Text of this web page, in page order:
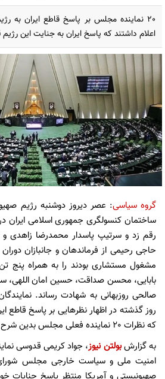
20 نماینده مجلس بر پاسخ قاطع ایران به
اعلام داشتند که پاسخ ایران به جنایت این
گروه سیاسی: عصر دیروز دوشنبه رژیم
ساختمان کنسولگری جمهوری اسلامی ایران
رقم زد و سرتیپ پاسدار محمدرضا زاهدی
حاجی رحیمی از فرماندهان و جانبازان
مشغول مستشاری بودند را به همراه پنج
بابایی، محسن صداقت، حسین امان اللهی،
صالحی روزبهانی به شهادت رساند.
روز گذشته در اظهار نظرهایی بر پاسخ قاطع
که نظرات 20 نماینده فعلی مجلس بدین شرح است؛
به گزارشبولتن نیوز، جواد کریمی قدوسی
امنیت ملی و سیاست خارجی مجلس شورای
صهیونیستی و آمریکا منتظر پاسخ جنایات